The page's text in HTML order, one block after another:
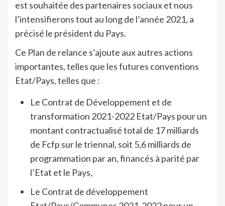
est souhaitée des partenaires sociaux et nous
l’intensifierons tout au long de l’année 2021, a
précisé le président du Pays.
Ce Plan de relance s’ajoute aux autres actions
importantes, telles que les futures conventions
Etat/Pays, telles que :
Le Contrat de Développement et de
transformation 2021-2022 Etat/Pays pour un
montant contractualisé total de 17 milliards
de Fcfp sur le triennal, soit 5,6 milliards de
programmation par an, financés à parité par
l’Etat et le Pays,
Le Contrat de développement